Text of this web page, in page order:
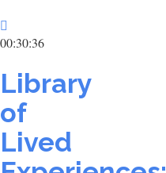
00:30:36
Library
of
Lived